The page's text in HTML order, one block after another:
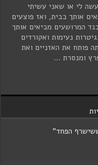
לי או שאני עשיתי
אותך בבית, ואז פוצעים
המרושעים מביאים אותך
נעימות ואקורדים
פותח את האזניים ואת
ומנסרת …
הפחד"